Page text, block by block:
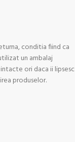
conditia fiind ca
un ambalaj
ori daca ii lipsesc
produselor.